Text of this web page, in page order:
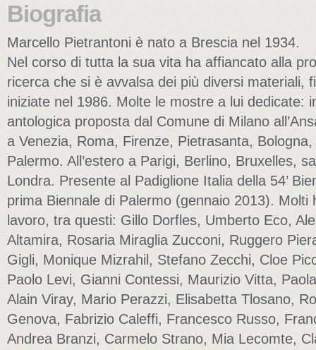
Biografia
Marcello Pietrantoni è nato a Brescia nel 1934.
Nel corso di tutta la sua vita ha affiancato alla
ricerca che si è avvalsa dei più diversi materiali,
iniziate nel 1986. Molte le mostre a lui dedicate:
antologica proposta dal Comune di Milano
a Venezia, Roma, Firenze, Pietrasanta,
Palermo. All’estero a Parigi, Berlino, Bruxelles,
Londra. Presente al Padiglione Italia della 54’
prima Biennale di Palermo (gennaio 2013). Molti
lavoro, tra questi: Gillo Dorfles, Umberto Eco,
Altamira, Rosaria Miraglia Zucconi, Ruggero
Gigli, Monique Mizrahil, Stefano Zecchi, Cloe
Paolo Levi, Gianni Contessi, Maurizio Vitta,
Alain Viray, Mario Perazzi, Elisabetta Tlosano,
Genova, Fabrizio Caleffi, Francesco Russo,
Andrea Branzi, Carmelo Strano, Mia Lecomte,